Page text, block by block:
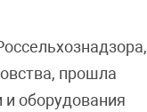
прошла
оборудования